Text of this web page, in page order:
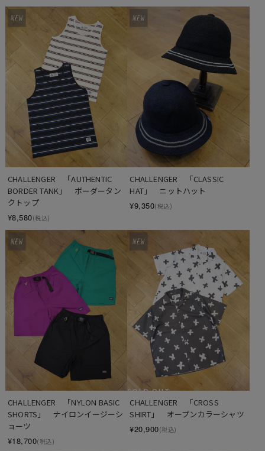
CHALLENGER　「AUTHENTIC
BORDER TANK」　ボーダータン
クトップ
¥8,580(税込)
CHALLENGER　「CLASSIC
HAT」　ニットハット
¥9,350(税込)
CHALLENGER　「NYLON BASIC
SHORTS」　ナイロンイージーシ
ョーツ
¥18,700(税込)
SOLD OUT
CHALLENGER　「CROSS
SHIRT」　オープンカラーシャツ
¥20,900(税込)